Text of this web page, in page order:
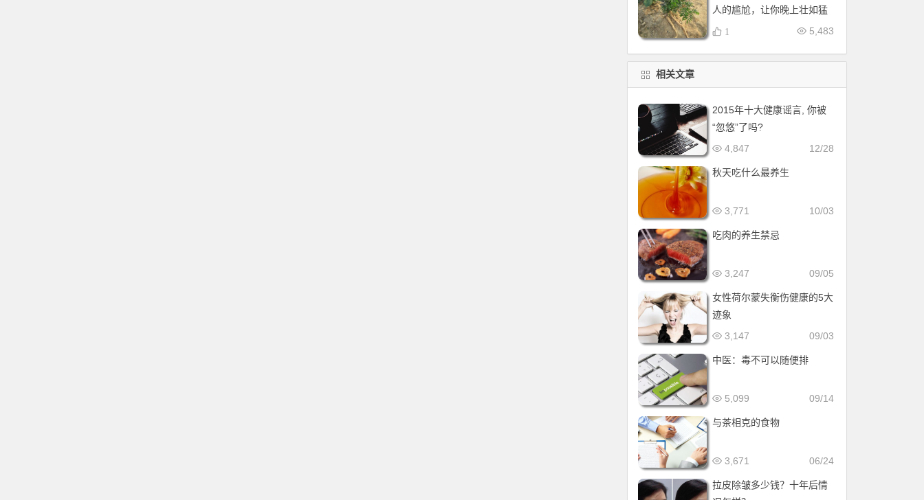
人的尴尬，让你晚上壮如猛
牛床受不了
5,483
1
相关文章
2015年十大健康谣言, 你被
“忽悠”了吗?
12/28
4,847
秋天吃什么最养生
10/03
3,771
吃肉的养生禁忌
09/05
3,247
女性荷尔蒙失衡伤健康的5大
迹象
09/03
3,147
中医：毒不可以随便排
09/14
5,099
与茶相克的食物
06/24
3,671
拉皮除皱多少钱？十年后情